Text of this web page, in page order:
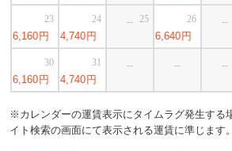
6,160円
23
4,740円
24 -- 25
6,640円
26 --
6,160円
30
4,740円
31 -- -- --
※カレンダーの運賃表示にタイムラグ発生する
イト検索の画面にて表示される運賃に準じます。